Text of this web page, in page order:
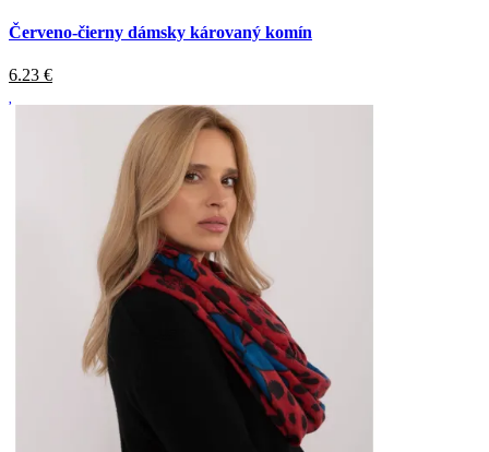
Červeno-čierny dámsky károvaný komín
6.23 €